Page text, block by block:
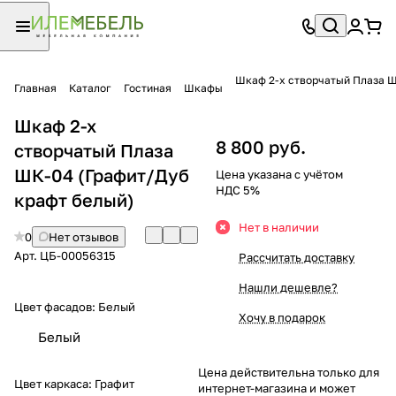
Главная Каталог Гостиная Шкафы
Шкаф 2-х створчатый Плаза
Шкаф 2-х
створчатый Плаза
ШК-04 (Графит/Дуб
крафт белый)
0
Нет отзывов
Арт. ЦБ-00056315
Цвет фасадов: Белый
Белый
Цвет каркаса: Графит
8 800 руб.
Цена указана с учётом
НДС 5%
Нет в наличии
Рассчитать доставку
Нашли дешевле?
Хочу в подарок
Цена действительна только для
интернет-магазина и может